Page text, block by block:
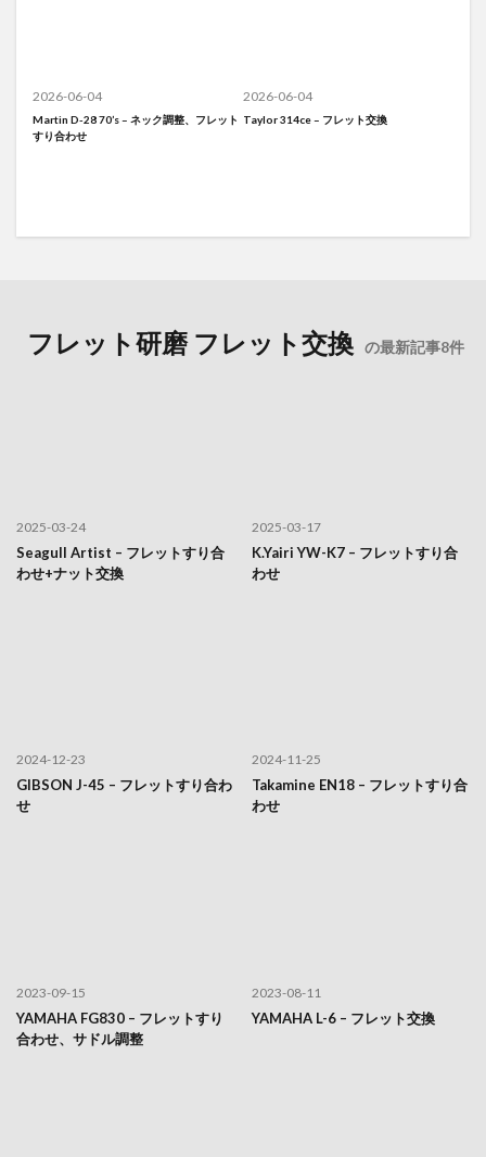
2026-06-04
Martin D-28 70’s – ネック調整、フレット
すり合わせ
2026-06-04
Taylor 314ce – フレット交換
フレット研磨 フレット交換 の最新記事8件
2025-03-24
Seagull Artist – フレットすり合
わせ+ナット交換
2025-03-17
K.Yairi YW-K7 – フレットすり合
わせ
2024-12-23
GIBSON J-45 – フレットすり合わ
せ
2024-11-25
Takamine EN18 – フレットすり合
わせ
2023-09-15
YAMAHA FG830 – フレットすり
合わせ、サドル調整
2023-08-11
YAMAHA L-6 – フレット交換